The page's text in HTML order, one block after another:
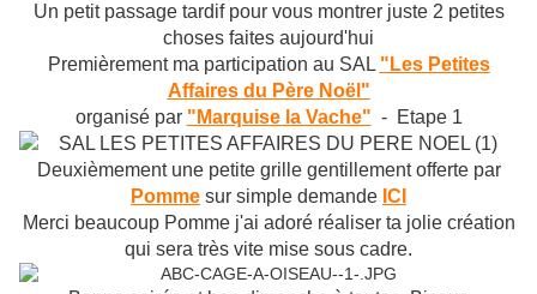
Un petit passage tardif pour vous montrer juste 2 petites
choses faites aujourd'hui
Premièrement ma participation au SAL "Les Petites
Affaires du Père Noël"
organisé par "Marquise la Vache" - Etape 1
Deuxièmement une petite grille gentillement offerte par
Pomme sur simple demande ICI
Merci beaucoup Pomme j'ai adoré réaliser ta jolie création
qui sera très vite mise sous cadre.